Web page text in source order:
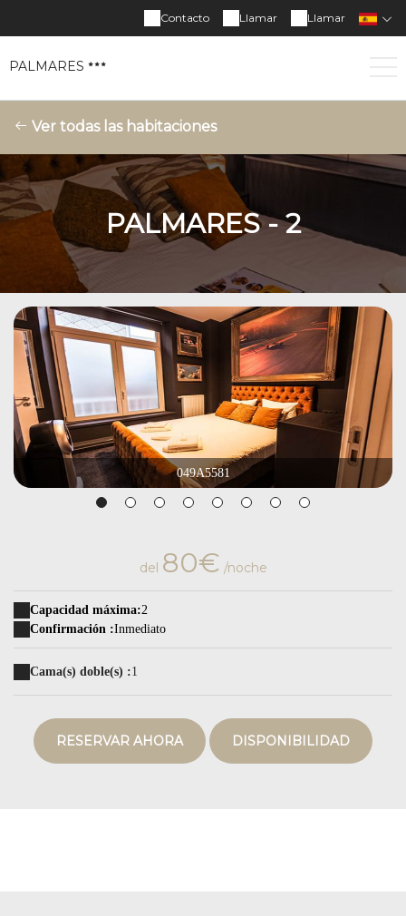
Llamar
Llamar
Contacto
PALMARES
Ver todas las habitaciones
PALMARES - 2
049A5581
del 80€ /noche
Capacidad máxima:2
Confirmación :Inmediato
Cama(s) doble(s) :1
RESERVAR AHORA DISPONIBILIDAD